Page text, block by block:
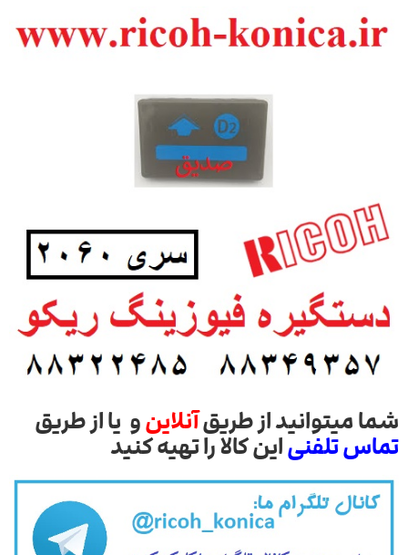
شما میتوانید از طریقآنلاینو یا از طریق
تماس تلفنیاین کالا را تهیه کنید